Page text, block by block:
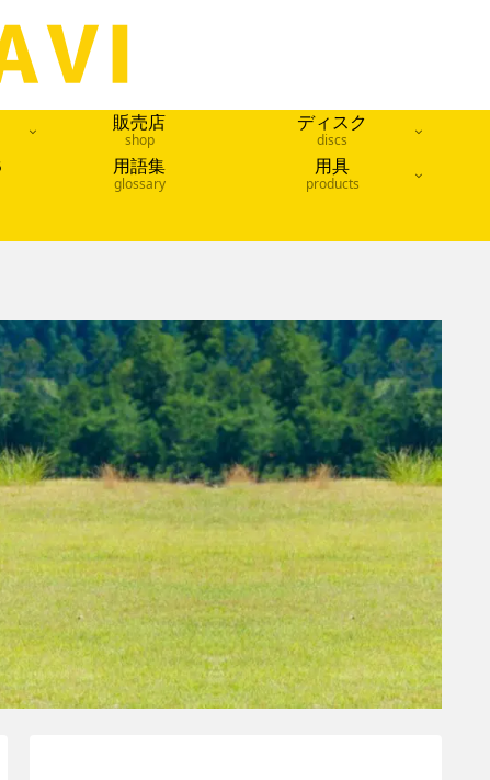
販売店
shop
ディスク
discs
用語集
glossary
用具
products